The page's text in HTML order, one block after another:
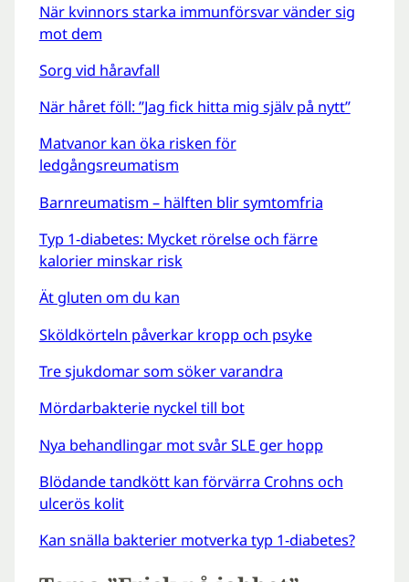
När kvinnors starka immunförsvar vänder sig
mot dem
Sorg vid håravfall
När håret föll: ”Jag fick hitta mig själv på nytt”
Matvanor kan öka risken för
ledgångsreumatism
Barnreumatism – hälften blir symtomfria
Typ 1-diabetes: Mycket rörelse och färre
kalorier minskar risk
Ät gluten om du kan
Sköldkörteln påverkar kropp och psyke
Tre sjukdomar som söker varandra
Mördarbakterie nyckel till bot
Nya behandlingar mot svår SLE ger hopp
Blödande tandkött kan förvärra Crohns och
ulcerös kolit
Kan snälla bakterier motverka typ 1-diabetes?